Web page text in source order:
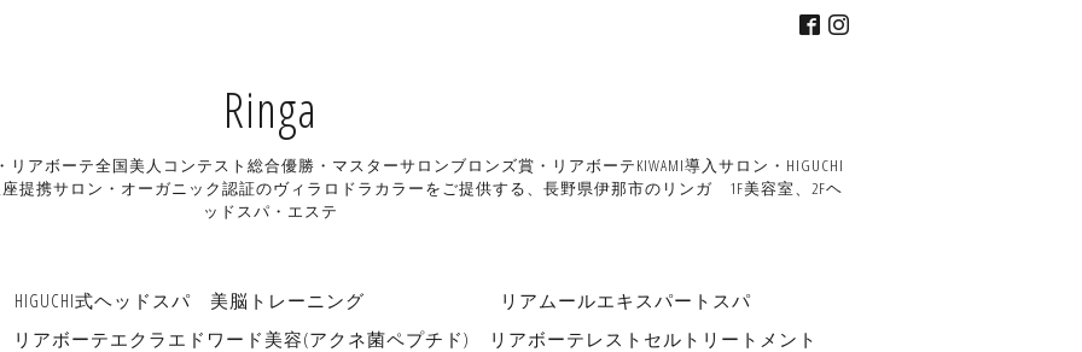
Ringa
リアボーテ全国美人コンテスト総合優勝・マスターサロンブロンズ賞・リアボーテKIWAMI導入サロン・HIGUCHI
提携サロン・オーガニック認証のヴィラロドラカラーをご提供する、長野県伊那市のリンガ 1F美容室、2Fヘ
ッドスパ・エステ
HIGUCHI式ヘッドスパ
美脳トレーニング リアムールエキスパートスパ
リアボーテエクラエドワード美容(アクネ菌ペプチド)
リアボーテレストセルトリートメント